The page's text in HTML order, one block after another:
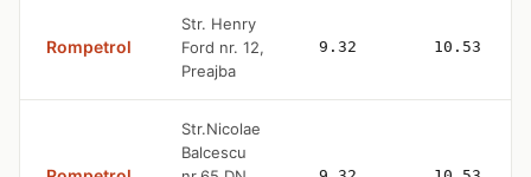
Rompetrol
Str. Henry
Ford nr. 12,
Preajba
9.32 10.53
Str.Nicolae
Balcescu